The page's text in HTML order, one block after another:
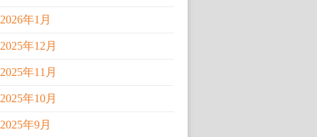
2026年1月
2025年12月
2025年11月
2025年10月
2025年9月